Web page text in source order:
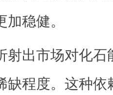
稳健。
出市场对化石
缺程度。这种依